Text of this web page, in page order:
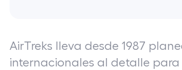
AirTreks lleva desde 1987
internacionales al detalle